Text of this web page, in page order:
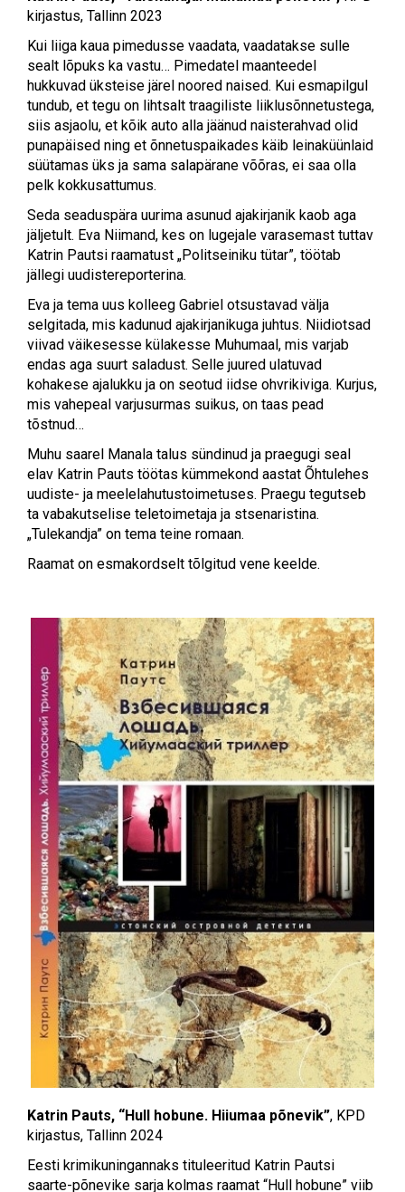
kirjastus, Tallinn 2023
Kui liiga kaua pimedusse vaadata, vaadatakse sulle
sealt lõpuks ka vastu… Pimedatel maanteedel
hukkuvad üksteise järel noored naised. Kui esmapilgul
tundub, et tegu on lihtsalt traagiliste liiklusõnnetustega,
siis asjaolu, et kõik auto alla jäänud naisterahvad olid
punapäised ning et õnnetuspaikades käib leinaküünlaid
süütamas üks ja sama salapärane võõras, ei saa olla
pelk kokkusattumus.
Seda seaduspära uurima asunud ajakirjanik kaob aga
jäljetult. Eva Niimand, kes on lugejale varasemast tuttav
Katrin Pautsi raamatust „Politseiniku tütar”, töötab
jällegi uudistereporterina.
Eva ja tema uus kolleeg Gabriel otsustavad välja
selgitada, mis kadunud ajakirjanikuga juhtus. Niidiotsad
viivad väikesesse külakesse Muhumaal, mis varjab
endas aga suurt saladust. Selle juured ulatuvad
kohakese ajalukku ja on seotud iidse ohvrikiviga. Kurjus,
mis vahepeal varjusurmas suikus, on taas pead
tõstnud…
Muhu saarel Manala talus sündinud ja praegugi seal
elav Katrin Pauts töötas kümmekond aastat Õhtulehes
uudiste- ja meelelahutustoimetuses. Praegu tegutseb
ta vabakutselise teletoimetaja ja stsenaristina.
„Tulekandja” on tema teine romaan.
Raamat on esmakordselt tõlgitud vene keelde.
Katrin Pauts, “Hull hobune. Hiiumaa põnevik”, KPD
kirjastus, Tallinn 2024
Eesti krimikuningannaks tituleeritud Katrin Pautsi
saarte-põnevike sarja kolmas raamat “Hull hobune” viib